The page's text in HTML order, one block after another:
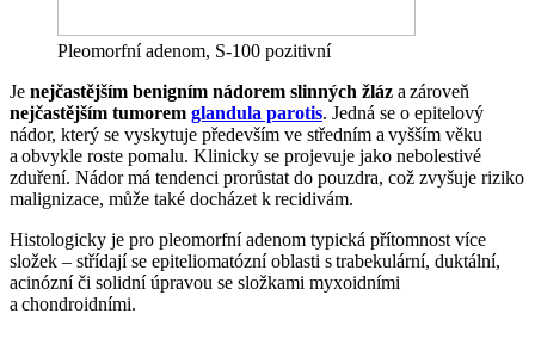
Pleomorfní adenom, S-100 pozitivní
Je nejčastějším benigním nádorem slinných žláz a zároveň
nejčastějším tumorem glandula parotis. Jedná se o epitelový
nádor, který se vyskytuje především ve středním a vyšším věku
a obvykle roste pomalu. Klinicky se projevuje jako nebolestivé
zduření. Nádor má tendenci prorůstat do pouzdra, což zvyšuje riziko
malignizace, může také docházet k recidivám.
Histologicky je pro pleomorfní adenom typická přítomnost více
složek – střídají se epiteliomatózní oblasti s trabekulární, duktální,
acinózní či solidní úpravou se složkami myxoidními
a chondroidními.